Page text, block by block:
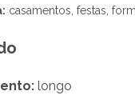
casamentos, festas,
longo